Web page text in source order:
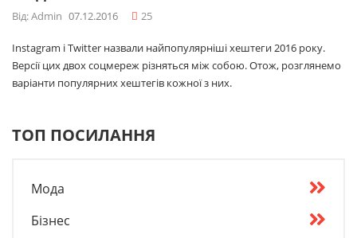
Від: Admin 07.12.2016 25
Instagram і Twitter назвали найпопулярніші хештеги 2016 року.
Версії цих двох соцмереж різняться між собою. Отож, розглянемо
варіанти популярних хештегів кожної з них.
ТОП ПОСИЛАННЯ
Мода
Бізнес